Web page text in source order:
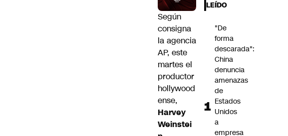
Según
consigna
la agencia
AP, este
martes el
productor
hollywood
ense,
Harvey
Weinstei
LEÍDO
"De
forma
descarada":
China
denuncia
amenazas
de
Estados
Unidos
a
empresa